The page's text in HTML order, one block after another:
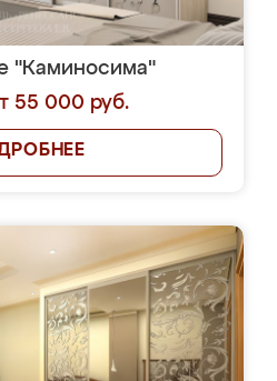
"Каминосима"
55 000 руб.